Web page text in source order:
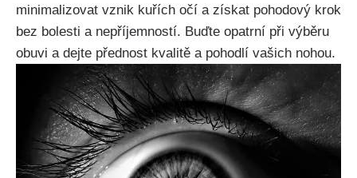
minimalizovat vznik kuřích očí a získat pohodový ⁢krok
bez bolesti a ​nepříjemností. ⁢Buďte opatrní při⁢ výběru
obuvi ‌a dejte přednost kvalitě⁤ a pohodlí ⁣vašich ‌nohou.